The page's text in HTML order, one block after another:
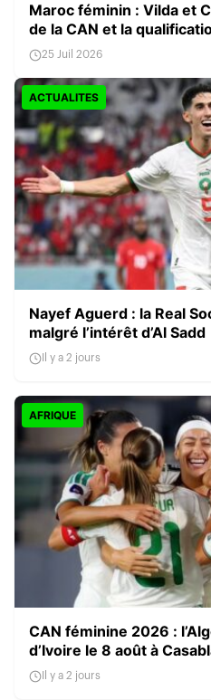
Maroc féminin : Vilda et
de la CAN et la
25 Juil 2026
ACTUALITES
Nayef Aguerd : la Real
malgré l’intérêt d’Al Sadd
Il y a 2 jours
AFRIQUE
CAN féminine 2026 :
d’Ivoire le 8 août à
Il y a 2 jours